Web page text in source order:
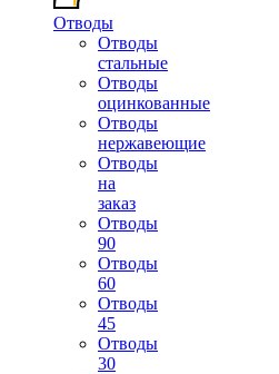
Отводы
Отводы
стальные
Отводы
оцинкованные
Отводы
нержавеющие
Отводы
на
заказ
Отводы
90
Отводы
60
Отводы
45
Отводы
30